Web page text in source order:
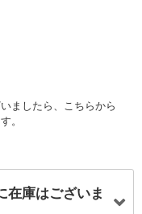
ましたら、こちらから
。
在庫はございま